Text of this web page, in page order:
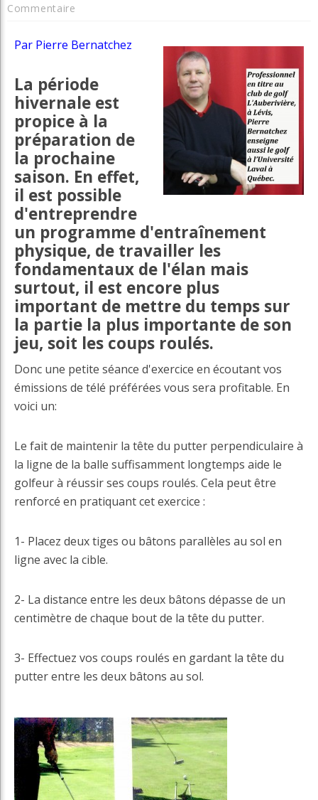
Commentaire
Par Pierre Bernatchez
La période
hivernale est
propice à la
préparation de
la prochaine
saison. En effet,
il est possible
d'entreprendre
un programme d'entraînement
physique, de travailler les
fondamentaux de l'élan mais
surtout, il est encore plus
important de mettre du temps sur
la partie la plus importante de son
jeu, soit les coups roulés.
Donc une petite séance d'exercice en écoutant vos
émissions de télé préférées vous sera profitable. En
voici un:
Le fait de maintenir la tête du putter perpendiculaire à
la ligne de la balle suffisamment longtemps aide le
golfeur à réussir ses coups roulés. Cela peut être
renforcé en pratiquant cet exercice :
1- Placez deux tiges ou bâtons parallèles au sol en
ligne avec la cible.
2- La distance entre les deux bâtons dépasse de un
centimètre de chaque bout de la tête du putter.
3- Effectuez vos coups roulés en gardant la tête du
putter entre les deux bâtons au sol.